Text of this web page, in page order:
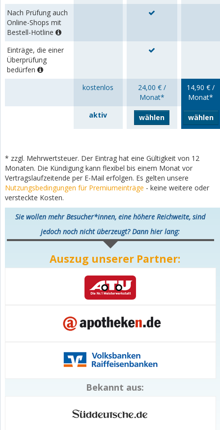
Nach Prüfung auch
Online-Shops mit
Bestell-Hotline
Einträge, die einer
Überprüfung
bedürfen
kostenlos
24,00 € /
Monat*
14,90 € /
Monat*
aktiv
wählen wählen
* zzgl. Mehrwertsteuer. Der Eintrag hat eine Gültigkeit von 12
Monaten. Die Kündigung kann flexibel bis einem Monat vor
Vertragslaufzeitende per E-Mail erfolgen. Es gelten unsere
Nutzungsbedingungen für Premiumeinträge - keine weitere oder
versteckte Kosten.
Sie wollen mehr Besucher*innen, eine höhere Reichweite, sind
jedoch noch nicht überzeugt? Dann hier lang:
Auszug unserer Partner:
Bekannt aus: